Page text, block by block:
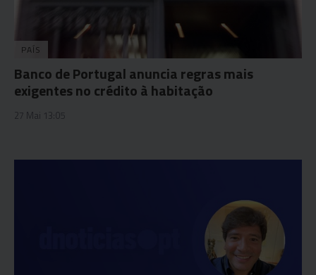
PAÍS
Banco de Portugal anuncia regras mais
exigentes no crédito à habitação
27 Mai 13:05